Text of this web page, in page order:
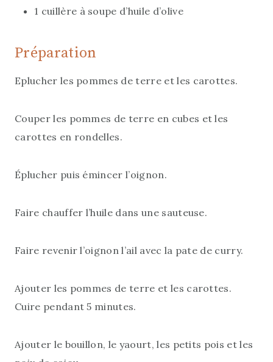
1 cuillère à soupe d’huile d’olive
Préparation
Eplucher les pommes de terre et les carottes.
Couper les pommes de terre en cubes et les
carottes en rondelles.
Éplucher puis émincer l’oignon.
Faire chauffer l’huile dans une sauteuse.
Faire revenir l’oignon l’ail avec la pate de curry.
Ajouter les pommes de terre et les carottes.
Cuire pendant 5 minutes.
Ajouter le bouillon, le yaourt, les petits pois et les